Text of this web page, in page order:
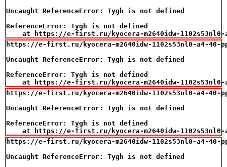
Uncaught ReferenceError: Tygh is not defined
ReferenceError: Tygh is not defined
at https://e-first.ru/kyocera-m2640idw-
https://e-first.ru/kyocera-m2640idw-1102s53nl0-a4-40-
Uncaught ReferenceError: Tygh is not defined
ReferenceError: Tygh is not defined
at https://e-first.ru/kyocera-m2640idw-
https://e-first.ru/kyocera-m2640idw-1102s53nl0-a4-40-
Uncaught ReferenceError: Tygh is not defined
ReferenceError: Tygh is not defined
at https://e-first.ru/kyocera-m2640idw-
https://e-first.ru/kyocera-m2640idw-1102s53nl0-a4-40-
Uncaught ReferenceError: Tygh is not defined